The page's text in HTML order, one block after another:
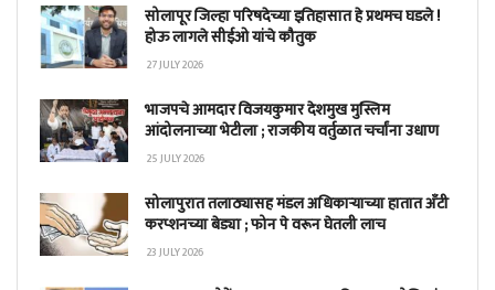
सोलापूर जिल्हा परिषदेच्या इतिहासात हे प्रथमच घडले !
होऊ लागले सीईओ यांचे कौतुक
27 JULY 2026
भाजपचे आमदार विजयकुमार देशमुख मुस्लिम
आंदोलनाच्या भेटीला ; राजकीय वर्तुळात चर्चांना उधाण
25 JULY 2026
सोलापुरात तलाठ्यासह मंडल अधिकाऱ्याच्या हातात अँटी
करप्शनच्या बेड्या ; फोन पे वरून घेतली लाच
23 JULY 2026